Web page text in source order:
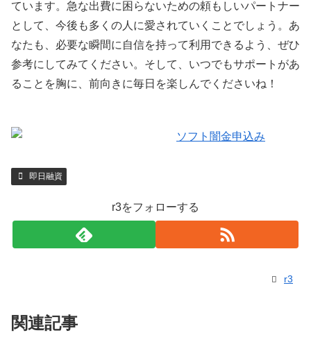
ています。急な出費に困らないための頼もしいパートナー
として、今後も多くの人に愛されていくことでしょう。あ
なたも、必要な瞬間に自信を持って利用できるよう、ぜひ
参考にしてみてください。そして、いつでもサポートがあ
ることを胸に、前向きに毎日を楽しんでくださいね！
即日融資
r3をフォローする
r3
関連記事